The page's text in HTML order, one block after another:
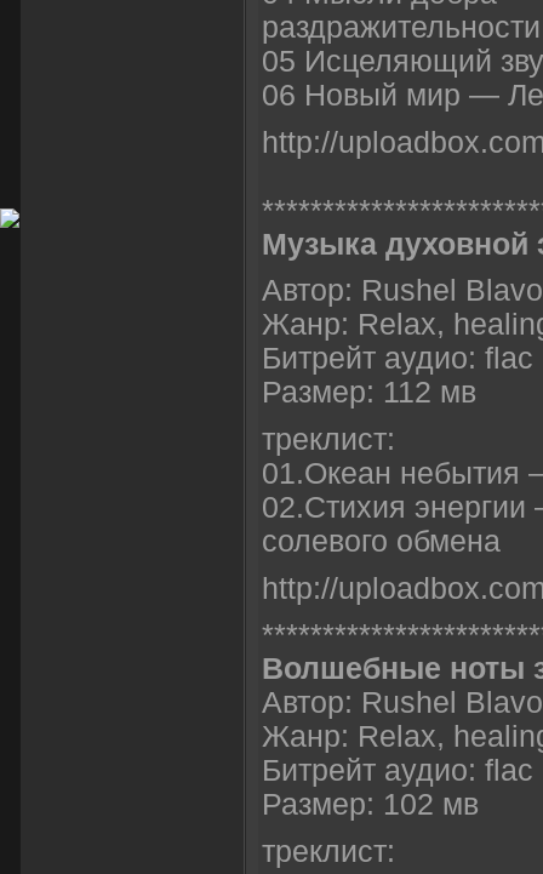
раздражительности
05 Исцеляющий
06 Новый мир —
http://
Музыка духовной
Автор: Rushel Blavo
Жанр: Relax,
Битрейт аудио: flac
Размер: 112 мв
треклист:
01.Океан небытия
02.Стихия энергии
солевого обмена
http://
Волшебные ноты
Автор: Rushel Blavo
Жанр: Relax,
Битрейт аудио: flac
Размер: 102 мв
треклист: